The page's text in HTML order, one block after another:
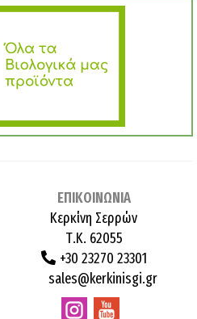
ΕΠΙΚΟΙΝΩΝΙΑ
Κερκίνη Σερρών
Τ.Κ. 62055
+30 23270 23301
sales@kerkinisgi.gr